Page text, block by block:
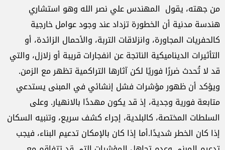
من جهته، يقول المهندس علي نصر الله وهو استشاري
هندسة مدنية أن الخطورة تزداد عند وجود عوامل خارجية
كالحفريات المجاورة، وانزلاقات التربة، والأحمال الزائدة، أو
التأثيرات الديناميكية الناتجة عن انفجارات قريبة أو زلازل، والتي
قد لا تُحدث ضررًا فوريًا لكن آثارها التراكمية تظهر مع الزمن.
ويؤكد أن ظهور مؤشرات فشل إنشائي في المبنى يستدعي
متابعة فورية وجدية، إذ قد يكون مهددًا بالانهيار. وعلى
السلطات المختصة، كالبلدية، إجراء كشف سريع، وتنبيه السكان
إذا كان الخطر شديدًا.أما إذا كان بالإمكان تدعيم البناء، فيجب